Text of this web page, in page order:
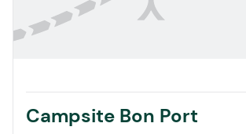
Campsite Bon Port